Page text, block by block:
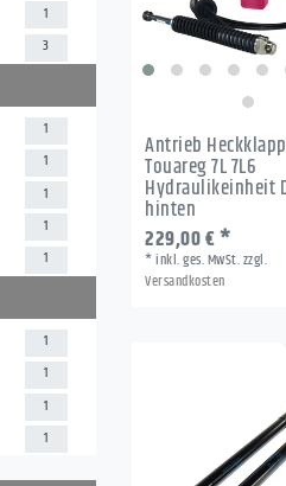
1
3
1
1
1
1
1
1
1
1
1
Antrieb
Touareg 7L 7L6
Hydraulikeinheit
hinten
229,00 € *
*inkl. ges. MwSt.zzgl.
Versandkosten